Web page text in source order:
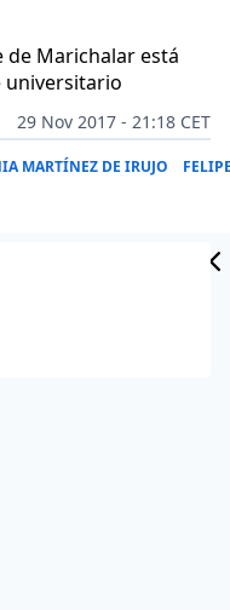
de Marichalar está
universitario
29 Nov 2017 - 21:18 CET
MARTÍNEZ DE IRUJO